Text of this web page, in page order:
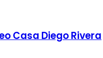
Casa Diego Rivera